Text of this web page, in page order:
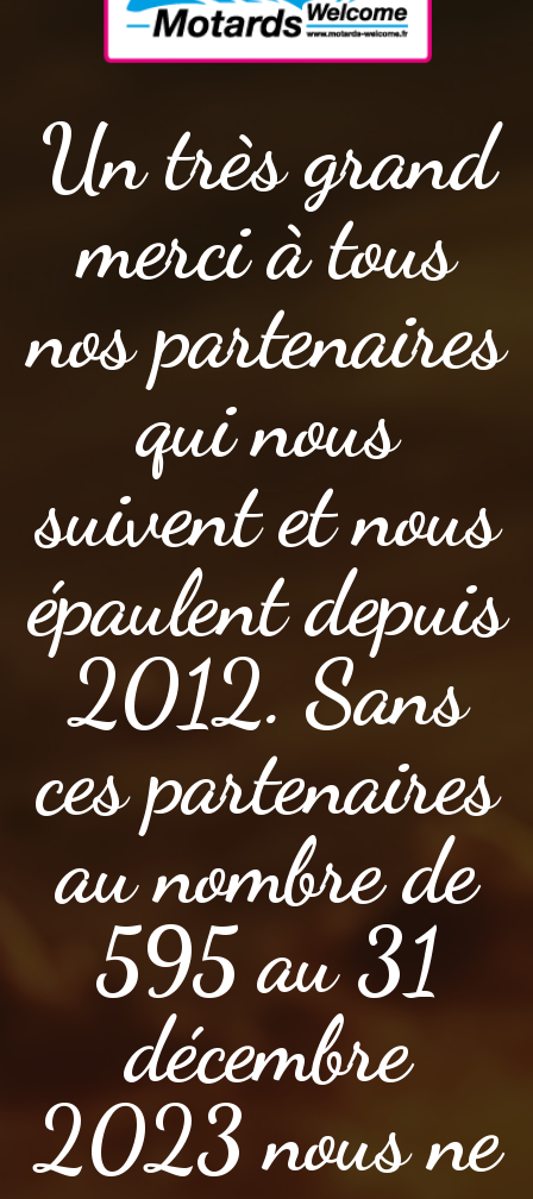
Un très grand
merci à tous
nos partenaires
qui nous
suivent et nous
épaulent depuis
2012. Sans
ces partenaires
au nombre de
595 au 31
décembre
2023 nous ne